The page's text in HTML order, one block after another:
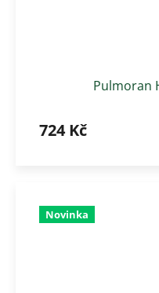
Pulmoran
724 Kč
Novinka